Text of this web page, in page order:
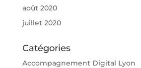
août 2020
juillet 2020
Catégories
Accompagnement Digital Lyon